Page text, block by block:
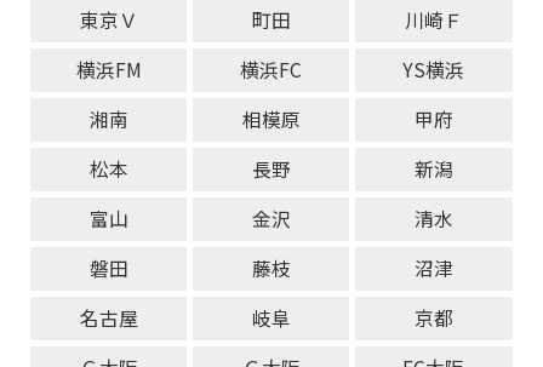
東京Ｖ
町田
川崎Ｆ
横浜FM
横浜FC
YS横浜
湘南
相模原
甲府
松本
長野
新潟
富山
金沢
清水
磐田
藤枝
沼津
名古屋
岐阜
京都